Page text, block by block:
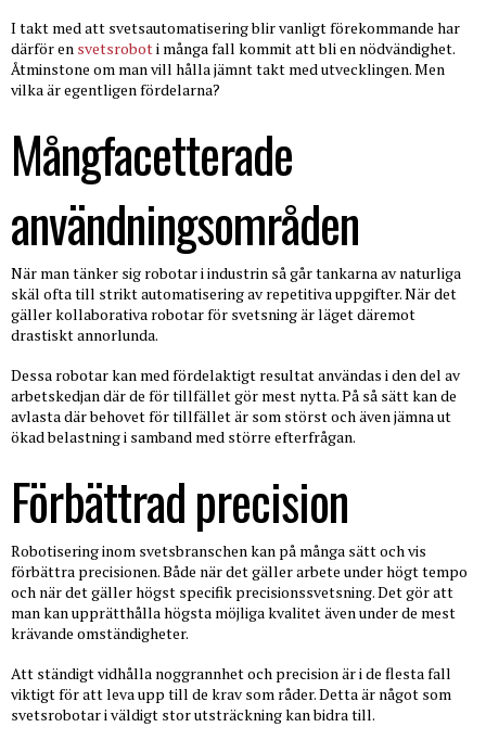
I takt med att svetsautomatisering blir vanligt förekommande har
därför en svetsroboti många fall kommit att bli en nödvändighet.
Åtminstone om man vill hålla jämnt takt med utvecklingen. Men
vilka är egentligen fördelarna?
Mångfacetterade
användningsområden
När man tänker sig robotar i industrin så går tankarna av naturliga
skäl ofta till strikt automatisering av repetitiva uppgifter. När det
gäller kollaborativa robotar för svetsning är läget däremot
drastiskt annorlunda.
Dessa robotar kan med fördelaktigt resultat användas i den del av
arbetskedjan där de för tillfället gör mest nytta. På så sätt kan de
avlasta där behovet för tillfället är som störst och även jämna ut
ökad belastning i samband med större efterfrågan.
Förbättrad precision
Robotisering inom svetsbranschen kan på många sätt och vis
förbättra precisionen. Både när det gäller arbete under högt tempo
och när det gäller högst specifik precisionssvetsning. Det gör att
man kan upprätthålla högsta möjliga kvalitet även under de mest
krävande omständigheter.
Att ständigt vidhålla noggrannhet och precision är i de flesta fall
viktigt för att leva upp till de krav som råder. Detta är något som
svetsrobotar i väldigt stor utsträckning kan bidra till.